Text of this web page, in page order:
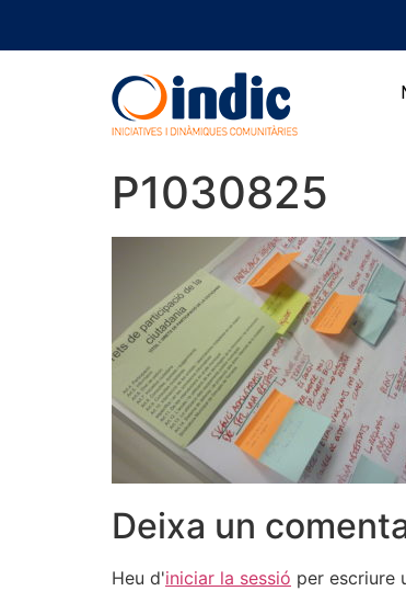
P1030825
Deixa un
Heu d'iniciar la sessió per escriure